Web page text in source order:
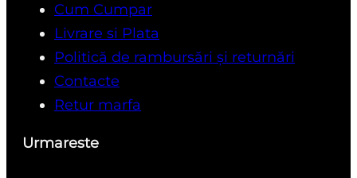
Cum Cumpar
Livrare si Plata
Politică de rambursări și returnări
Contacte
Retur marfa
Urmareste